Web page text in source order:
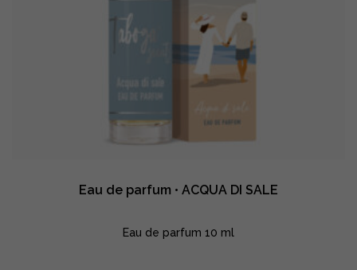
Eau de parfum • ACQUA DI SALE
Eau de parfum 10 ml